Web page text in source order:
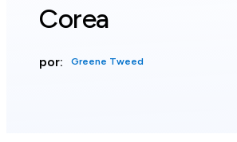
Corea
por: Greene Tweed